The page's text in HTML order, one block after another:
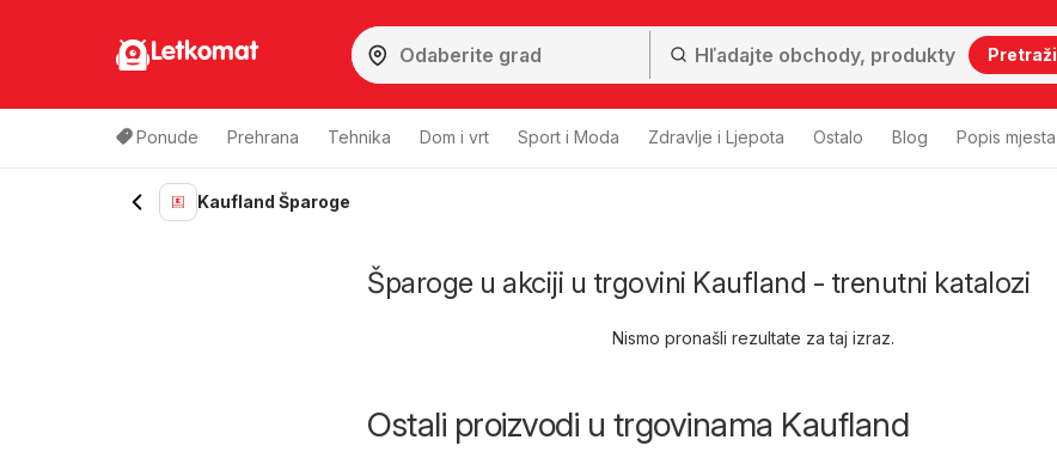
Letkomat
Ponude Prehrana Tehnika Dom i vrt Sport i Moda Zdravlje i Ljepota Ostalo Blog Popis mjesta
Kaufland Šparoge
Šparoge u akciji u trgovini Kaufland - trenutni katalozi
Nismo pronašli rezultate za taj izraz.
Ostali proizvodi u trgovinama Kaufland